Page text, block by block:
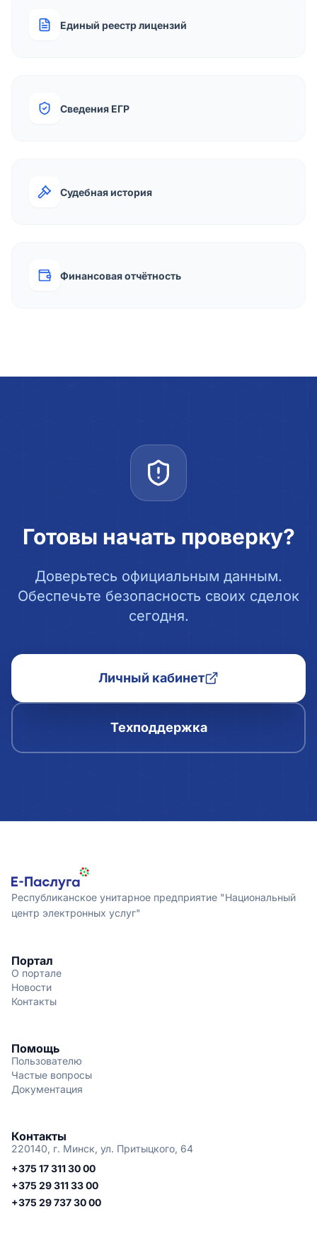
Единый реестр лицензий
Сведения ЕГР
Судебная история
Финансовая отчётность
Готовы начать проверку?
Доверьтесь официальным данным.
Обеспечьте безопасность своих сделок
сегодня.
Личный кабинет
Техподдержка
Республиканское унитарное предприятие "Национальный
центр электронных услуг"
Портал
О портале
Новости
Контакты
Помощь
Пользователю
Частые вопросы
Документация
Контакты
220140, г. Минск, ул. Притыцкого, 64
+375 17 311 30 00
+375 29 311 33 00
+375 29 737 30 00